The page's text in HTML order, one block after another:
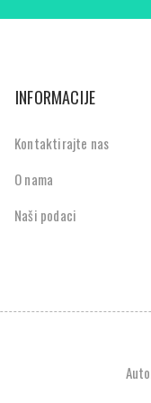
INFORMACIJE
Kontaktirajte nas
O nama
Naši podaci